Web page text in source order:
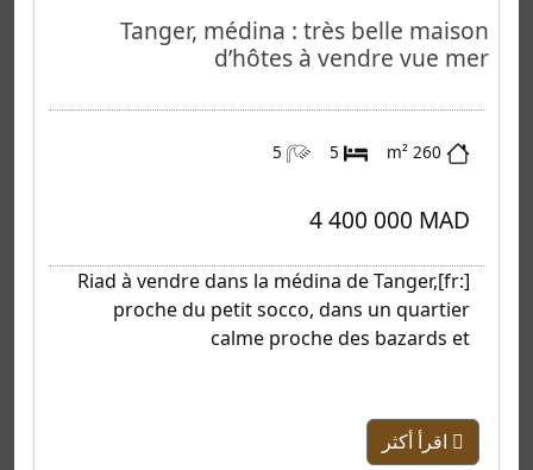
Tanger, médina : très belle maison
d’hôtes à vendre vue mer
4 400 000 MAD
[:fr]Riad à vendre dans la médina de Tanger,
proche du petit socco, dans un quartier
calme proche des bazards et
اقرأ أكثر